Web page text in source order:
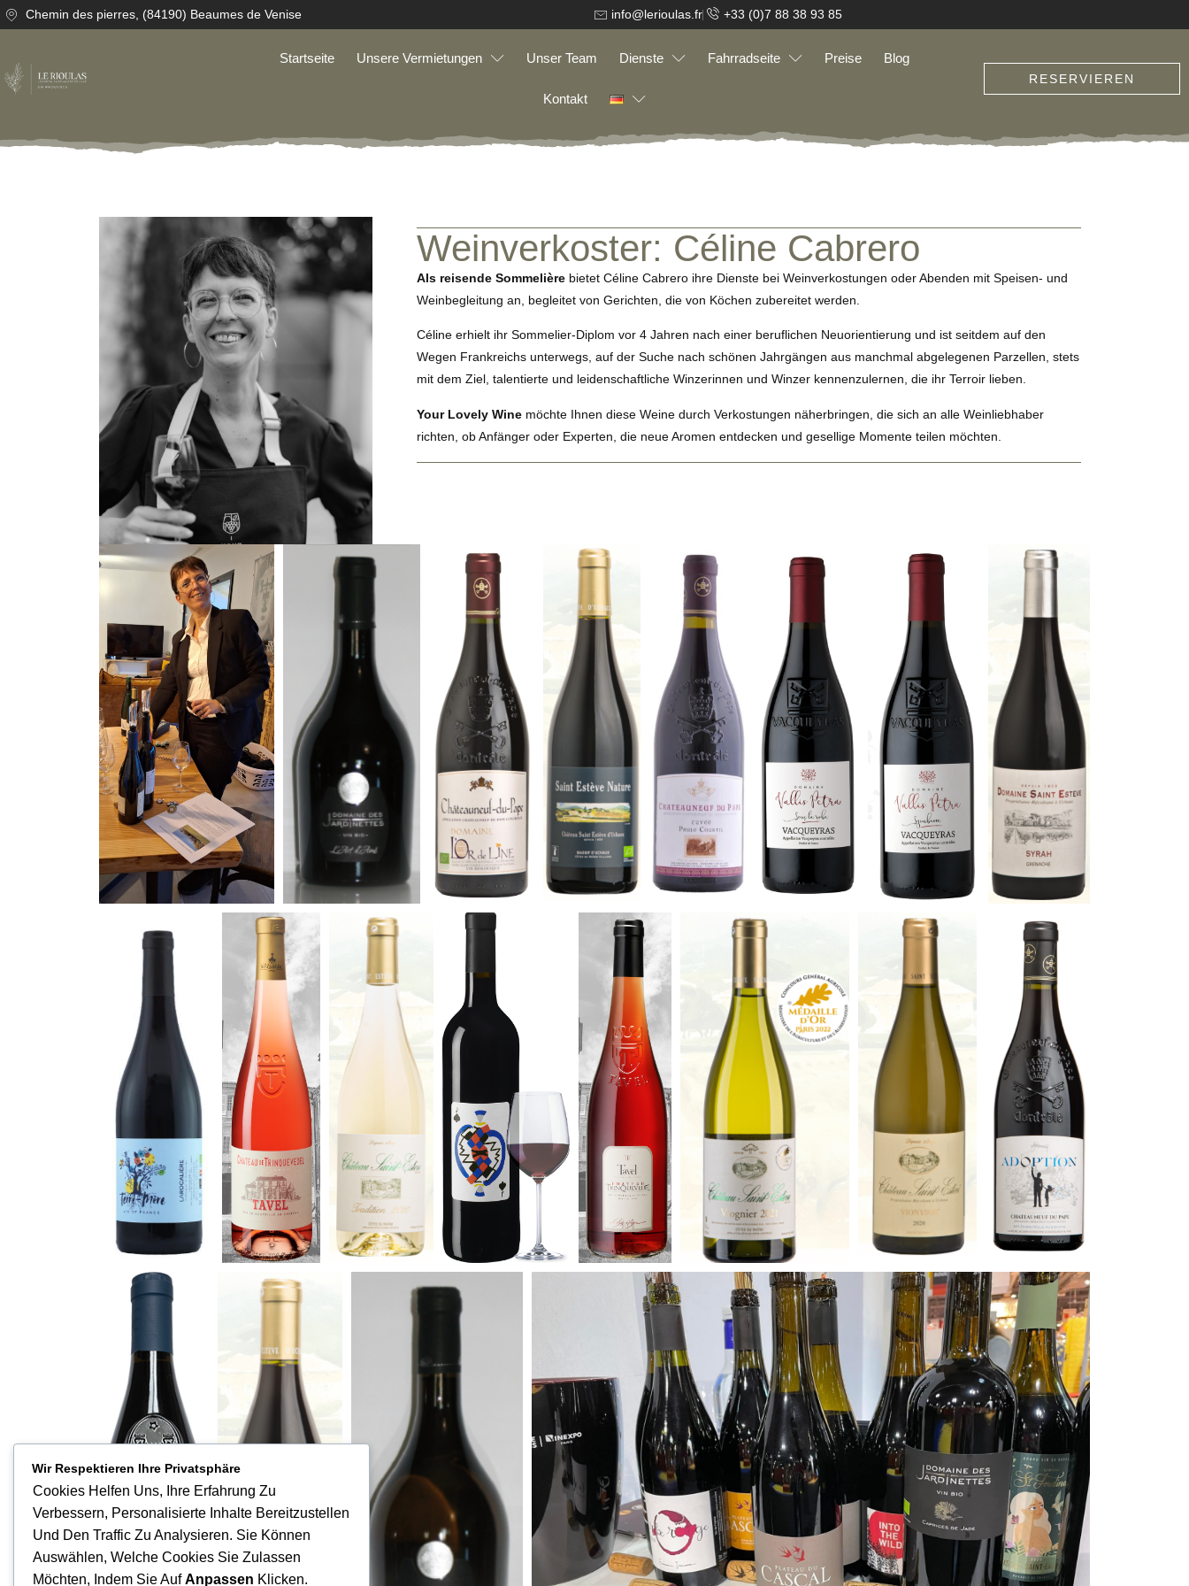
Chemin des pierres, (84190) Beaumes de Venise info@lerioulas.fr +33 (0)7 88 38 93 85
Startseite Unsere Vermietungen Unser Team Dienste Fahrradseite Preise Blog
Kontakt
RESERVIEREN
Weinverkoster: Céline Cabrero
Als reisende Sommelière bietet Céline Cabrero ihre Dienste bei Weinverkostungen oder Abenden mit Speisen- und
Weinbegleitung an, begleitet von Gerichten, die von Köchen zubereitet werden.
Céline erhielt ihr Sommelier-Diplom vor 4 Jahren nach einer beruflichen Neuorientierung und ist seitdem auf den
Wegen Frankreichs unterwegs, auf der Suche nach schönen Jahrgängen aus manchmal abgelegenen Parzellen, stets
mit dem Ziel, talentierte und leidenschaftliche Winzerinnen und Winzer kennenzulernen, die ihr Terroir lieben.
Your Lovely Wine möchte Ihnen diese Weine durch Verkostungen näherbringen, die sich an alle Weinliebhaber
richten, ob Anfänger oder Experten, die neue Aromen entdecken und gesellige Momente teilen möchten.
Wir Respektieren Ihre Privatsphäre
Cookies Helfen Uns, Ihre Erfahrung Zu
Verbessern, Personalisierte Inhalte Bereitzustellen
Und Den Traffic Zu Analysieren. Sie Können
Auswählen, Welche Cookies Sie Zulassen
Möchten, Indem Sie AufAnpassen Klicken.